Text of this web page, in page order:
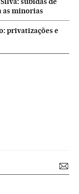
as minorias
privatizações e